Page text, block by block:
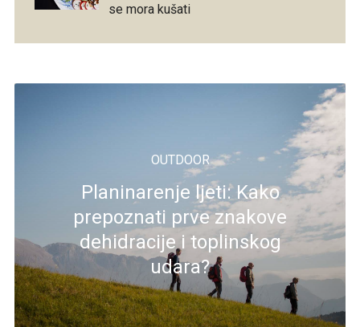
se mora kušati
OUTDOOR
Planinarenje ljeti: Kako
prepoznati prve znakove
dehidracije i toplinskog
udara?